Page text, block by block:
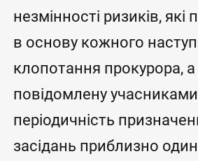
незмінності ризиків,
в основу кожного
клопотання прокурора,
повідомлену
періодичність
засідань приблизно